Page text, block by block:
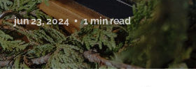
jun 23, 2024 1 min read